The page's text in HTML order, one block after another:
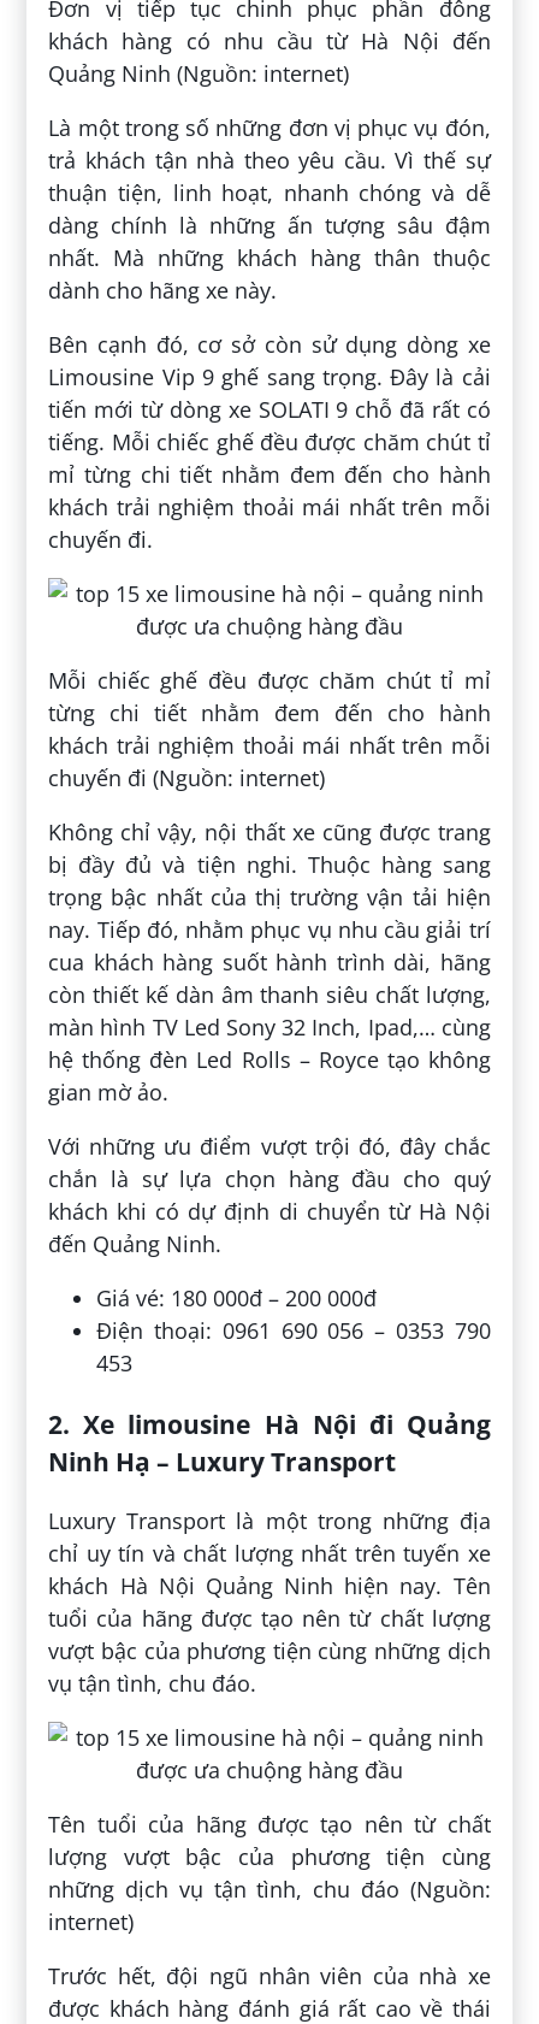
Đơn vị tiếp tục chinh phục phần đông
khách hàng có nhu cầu từ Hà Nội đến
Quảng Ninh (Nguồn: internet)
Là một trong số những đơn vị phục vụ đón,
trả khách tận nhà theo yêu cầu. Vì thế sự
thuận tiện, linh hoạt, nhanh chóng và dễ
dàng chính là những ấn tượng sâu đậm
nhất. Mà những khách hàng thân thuộc
dành cho hãng xe này.
Bên cạnh đó, cơ sở còn sử dụng dòng xe
Limousine Vip 9 ghế sang trọng. Đây là cải
tiến mới từ dòng xe SOLATI 9 chỗ đã rất có
tiếng. Mỗi chiếc ghế đều được chăm chút tỉ
mỉ từng chi tiết nhằm đem đến cho hành
khách trải nghiệm thoải mái nhất trên mỗi
chuyến đi.
Mỗi chiếc ghế đều được chăm chút tỉ mỉ
từng chi tiết nhằm đem đến cho hành
khách trải nghiệm thoải mái nhất trên mỗi
chuyến đi (Nguồn: internet)
Không chỉ vậy, nội thất xe cũng được trang
bị đầy đủ và tiện nghi. Thuộc hàng sang
trọng bậc nhất của thị trường vận tải hiện
nay. Tiếp đó, nhằm phục vụ nhu cầu giải trí
cua khách hàng suốt hành trình dài, hãng
còn thiết kế dàn âm thanh siêu chất lượng,
màn hình TV Led Sony 32 Inch, Ipad,… cùng
hệ thống đèn Led Rolls – Royce tạo không
gian mờ ảo.
Với những ưu điểm vượt trội đó, đây chắc
chắn là sự lựa chọn hàng đầu cho quý
khách khi có dự định di chuyển từ Hà Nội
đến Quảng Ninh.
Giá vé: 180 000đ – 200 000đ
Điện thoại: 0961 690 056 – 0353 790
453
2. Xe limousine Hà Nội đi Quảng
Ninh Hạ – Luxury Transport
Luxury Transport là một trong những địa
chỉ uy tín và chất lượng nhất trên tuyến xe
khách Hà Nội Quảng Ninh hiện nay. Tên
tuổi của hãng được tạo nên từ chất lượng
vượt bậc của phương tiện cùng những dịch
vụ tận tình, chu đáo.
Tên tuổi của hãng được tạo nên từ chất
lượng vượt bậc của phương tiện cùng
những dịch vụ tận tình, chu đáo (Nguồn:
internet)
Trước hết, đội ngũ nhân viên của nhà xe
được khách hàng đánh giá rất cao về thái